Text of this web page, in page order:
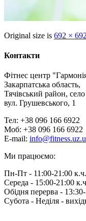
Original size is 692 × 692
Контакти
Фітнес центр
Закарпатська область,
Тячівський район,
вул. Грушевського, 1
Тел: +38 096 166 6922
Моб: +38 096 166 6922
E-mail:
Ми працюємо:
Пн-Пт - 11:00-21:00 к.ч.
Середа - 15:00-21:00 к.ч
Обідня перерва -
Субота - Неділя -